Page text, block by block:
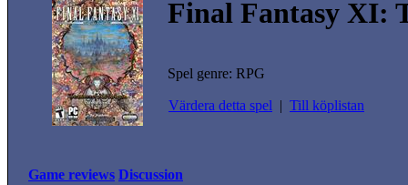
Final Fantasy XI:
Spel genre: RPG
Värdera detta spel | Till köplistan
Game reviews Discussion